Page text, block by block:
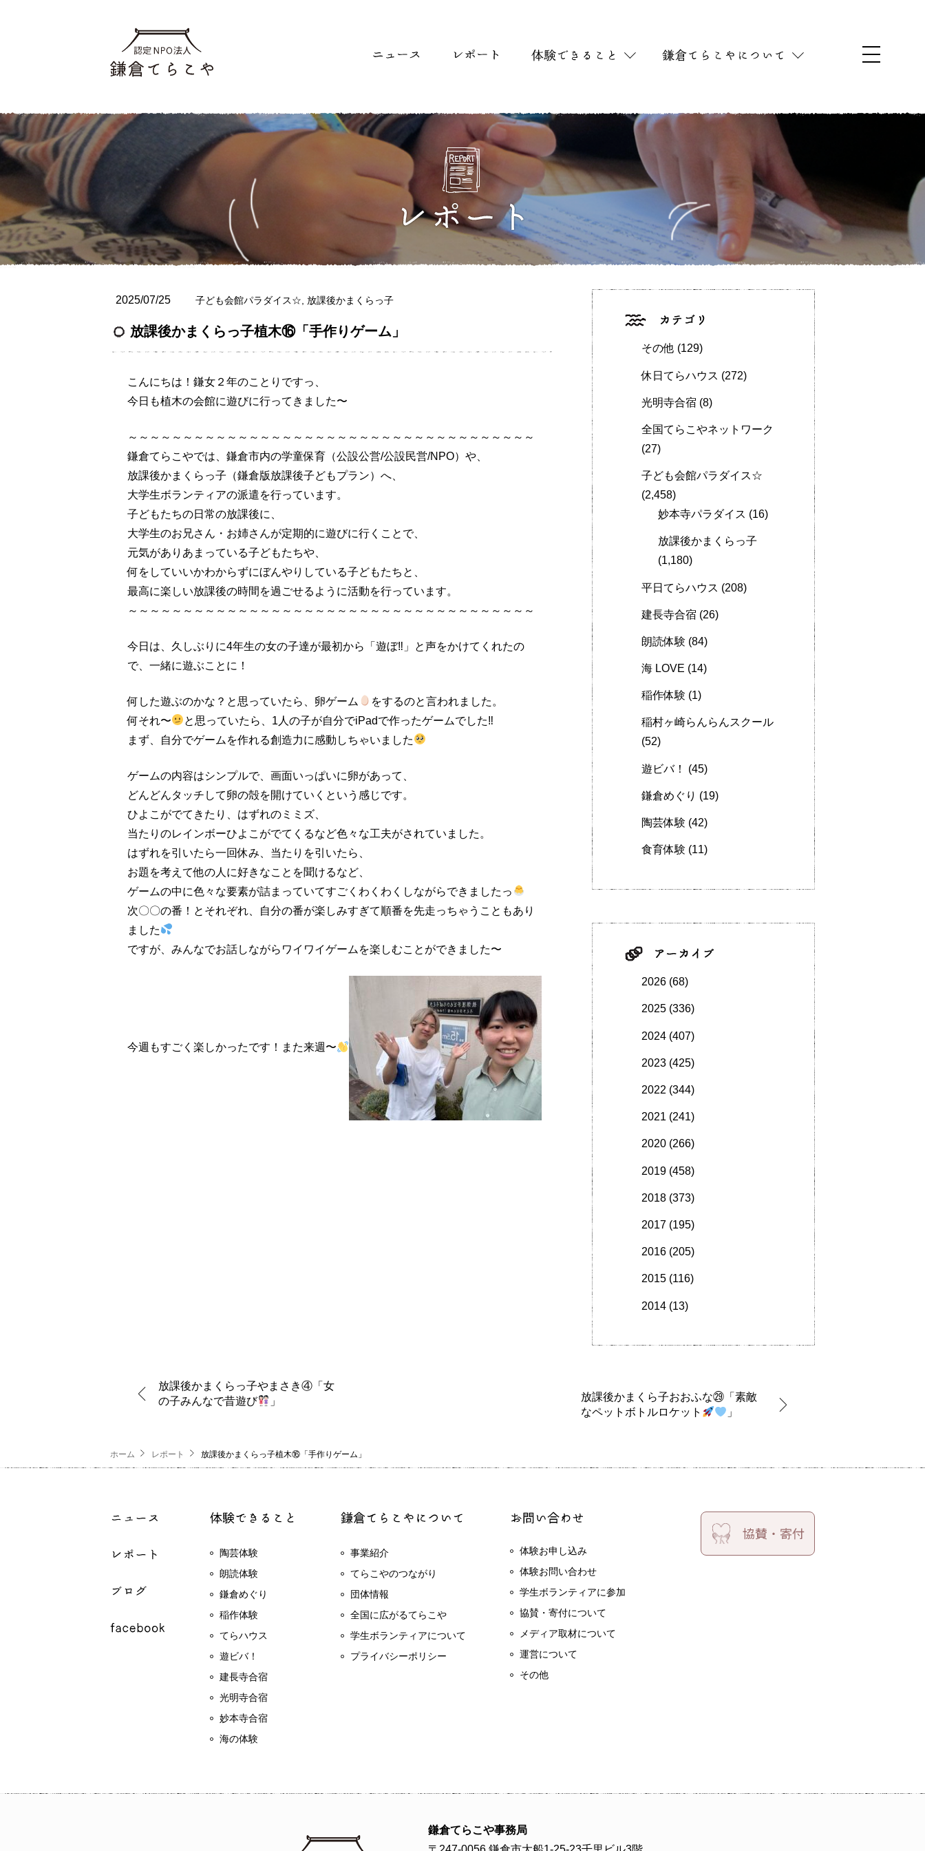
2025/07/25 子ども会館パラダイス☆ 放課後かまくらっ子
放課後かまくらっ子植木⑯「手作りゲーム」
こんにちは！鎌女２年のことりですっ、
今日も植木の会館に遊びに行ってきました〜
～～～～～～～～～～～～～～～～～～～～～～～～～～～～～～～～～～～～～
鎌倉てらこやでは、鎌倉市内の学童保育（公設公営/公設民営/NPO）や、
放課後かまくらっ子（鎌倉版放課後子どもプラン）へ、
大学生ボランティアの派遣を行っています。
子どもたちの日常の放課後に、
大学生のお兄さん・お姉さんが定期的に遊びに行くことで、
元気がありあまっている子どもたちや、
何をしていいかわからずにぼんやりしている子どもたちと、
最高に楽しい放課後の時間を過ごせるように活動を行っています。
～～～～～～～～～～～～～～～～～～～～～～～～～～～～～～～～～～～～～
今日は、久しぶりに4年生の女の子達が最初から「遊ぼ‼︎」と声をかけてくれたの
で、一緒に遊ぶことに！
何した遊ぶのかな？と思っていたら、卵ゲーム
をするのと言われました。
何それ〜
と思っていたら、1人の子が自分でiPadで作ったゲームでした‼︎
まず、自分でゲームを作れる創造力に感動しちゃいました
ゲームの内容はシンプルで、画面いっぱいに卵があって、
どんどんタッチして卵の殻を開けていくという感じです。
ひよこがでてきたり、はずれのミミズ、
当たりのレインボーひよこがでてくるなど色々な工夫がされていました。
はずれを引いたら一回休み、当たりを引いたら、
お題を考えて他の人に好きなことを聞けるなど、
ゲームの中に色々な要素が詰まっていてすごくわくわくしながらできましたっ
次〇〇の番！とそれぞれ、自分の番が楽しみすぎて順番を先走っちゃうこともあり
ました
ですが、みんなでお話しながらワイワイゲームを楽しむことができました〜
今週もすごく楽しかったです！また来週〜
その他 (129)
休日てらハウス (272)
光明寺合宿 (8)
全国てらこやネットワーク
(27)
子ども会館パラダイス☆
(2,458)
妙本寺パラダイス (16)
放課後かまくらっ子
(1,180)
平日てらハウス (208)
建長寺合宿 (26)
朗読体験 (84)
海 LOVE (14)
稲作体験 (1)
稲村ヶ崎らんらんスクール
(52)
遊ビバ！ (45)
鎌倉めぐり (19)
陶芸体験 (42)
食育体験 (11)
2026 (68)
2025 (336)
2024 (407)
2023 (425)
2022 (344)
2021 (241)
2020 (266)
2019 (458)
2018 (373)
2017 (195)
2016 (205)
2015 (116)
2014 (13)
放課後かまくらっ子やまさき④「女
の子みんなで昔遊び
」
放課後かまくら子おおふな㉙「素敵
なペットボトルロケット
」
ホーム レポート 放課後かまくらっ子植木⑯「手作りゲーム」
陶芸体験
朗読体験
鎌倉めぐり
稲作体験
てらハウス
遊ビバ！
建長寺合宿
光明寺合宿
妙本寺合宿
海の体験
事業紹介
てらこやのつながり
団体情報
全国に広がるてらこや
学生ボランティアについて
プライバシーポリシー
体験お申し込み
体験お問い合わせ
学生ボランティアに参加
協賛・寄付について
メディア取材について
運営について
その他
鎌倉てらこや事務局